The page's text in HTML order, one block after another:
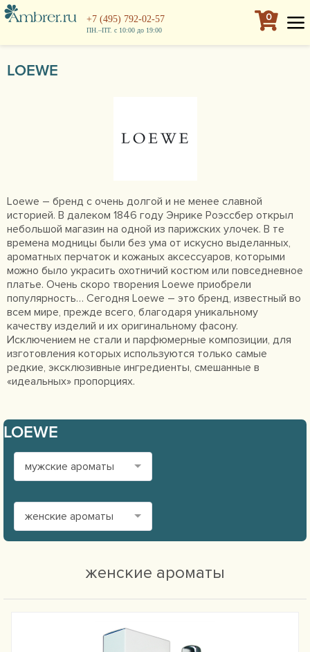
+7 (495) 792-02-57
ПН.–ПТ. с 10:00 до 19:00
0
LOEWE
Loewe – бренд с очень долгой и не менее славной
историей. В далеком 1846 году Энрике Роэссбер открыл
небольшой магазин на одной из парижских улочек. В те
времена модницы были без ума от искусно выделанных,
ароматных перчаток и кожаных аксессуаров, которыми
можно было украсить охотничий костюм или повседневное
платье. Очень скоро творения Loewe приобрели
популярность… Сегодня Loewe – это бренд, известный во
всем мире, прежде всего, благодаря уникальному
качеству изделий и их оригинальному фасону.
Исключением не стали и парфюмерные композиции, для
изготовления которых используются только самые
редкие, эксклюзивные ингредиенты, смешанные в
«идеальных» пропорциях.
LOEWE
мужские ароматы
женские ароматы
женские ароматы